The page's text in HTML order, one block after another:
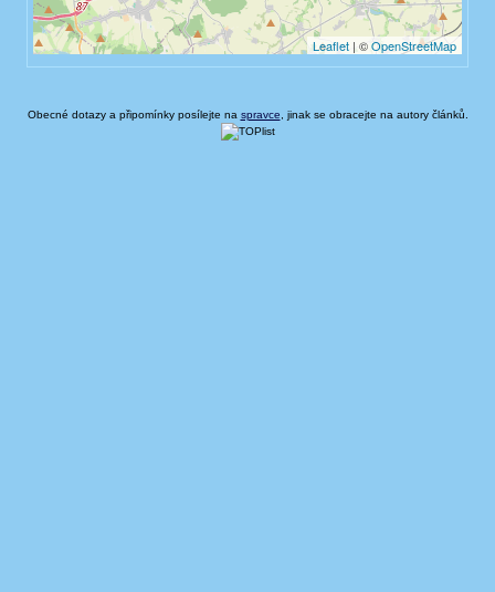
Obecné dotazy a připomínky posílejte na spravce , jinak se obracejte na autory článků.